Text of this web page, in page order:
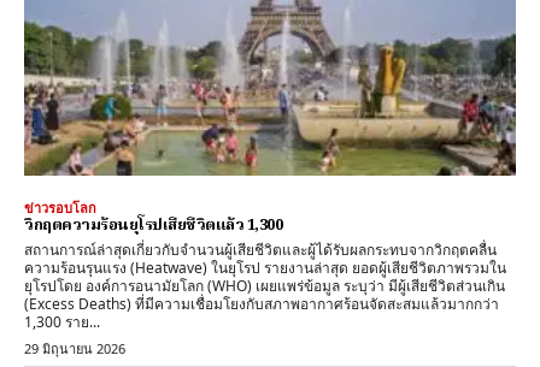
ข่าวรอบโลก
วิกฤตความร้อนยุโรปเสียชีวิตแล้ว 1,300
สถานการณ์ล่าสุดเกี่ยวกับจำนวนผู้เสียชีวิตและผู้ได้รับผลกระทบจากวิกฤตคลื่น
ความร้อนรุนแรง (Heatwave) ในยุโรป รายงานล่าสุด ​ยอดผู้เสียชีวิตภาพรวมใน
ยุโรปโดย ​องค์การอนามัยโลก (WHO) เผยแพร่ข้อมูล ระบุว่า มีผู้เสียชีวิตส่วนเกิน
(Excess Deaths) ที่มีความเชื่อมโยงกับสภาพอากาศร้อนจัดสะสมแล้วมากกว่า
1,300 ราย...
29 มิถุนายน 2026